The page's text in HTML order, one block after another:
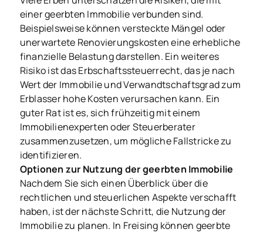
einer geerbten Immobilie verbunden sind.
Beispielsweise können versteckte Mängel oder
unerwartete Renovierungskosten eine erhebliche
finanzielle Belastung darstellen. Ein weiteres
Risiko ist das Erbschaftssteuerrecht, das je nach
Wert der Immobilie und Verwandtschaftsgrad zum
Erblasser hohe Kosten verursachen kann. Ein
guter Rat ist es, sich frühzeitig mit einem
Immobilienexperten oder Steuerberater
zusammenzusetzen, um mögliche Fallstricke zu
identifizieren.
Optionen zur Nutzung der geerbten Immobilie
Nachdem Sie sich einen Überblick über die
rechtlichen und steuerlichen Aspekte verschafft
haben, ist der nächste Schritt, die Nutzung der
Immobilie zu planen. In Freising können geerbte